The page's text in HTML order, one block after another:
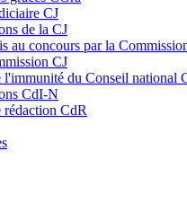
CJ
de la CJ
au concours par la
CJ
l'immunité du Conseil national
CdI-N
rédaction CdR